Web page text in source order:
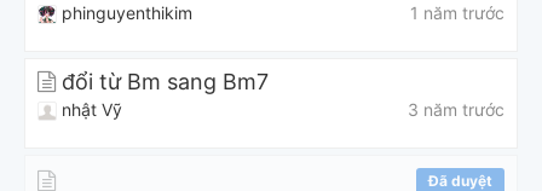
phinguyenthikim 1 năm trước
đổi từ Bm sang Bm7
nhật Vỹ 3 năm trước
Đã duyệt